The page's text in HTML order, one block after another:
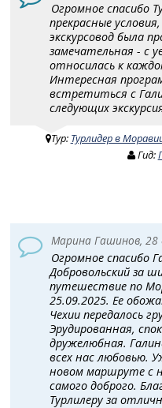
Огромное спасибо
прекрасные
экскурсовод была
замечательная - с
относилась к
Интересная
встретиться с
следующих
Тур: Турлидер в
Гид:
Марина Гашинов, 28
Огромное спасибо
Добровольский за
путешествие по
25.09.2025. Ее
Чехии передалось
Эрудированная,
дружелюбная.
всех нас любовью.
новом маршруте с
самого доброго.
Турлилеру за